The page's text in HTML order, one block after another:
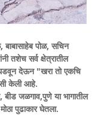
बाबासाहेब पोळ, सचिन
तशेच सर्व क्षेत्रातील
देऊन "खरा तो एकचि
केली आहे.
बीड जळगाव,पुणे या भागातील
पुढाकार घेतला.